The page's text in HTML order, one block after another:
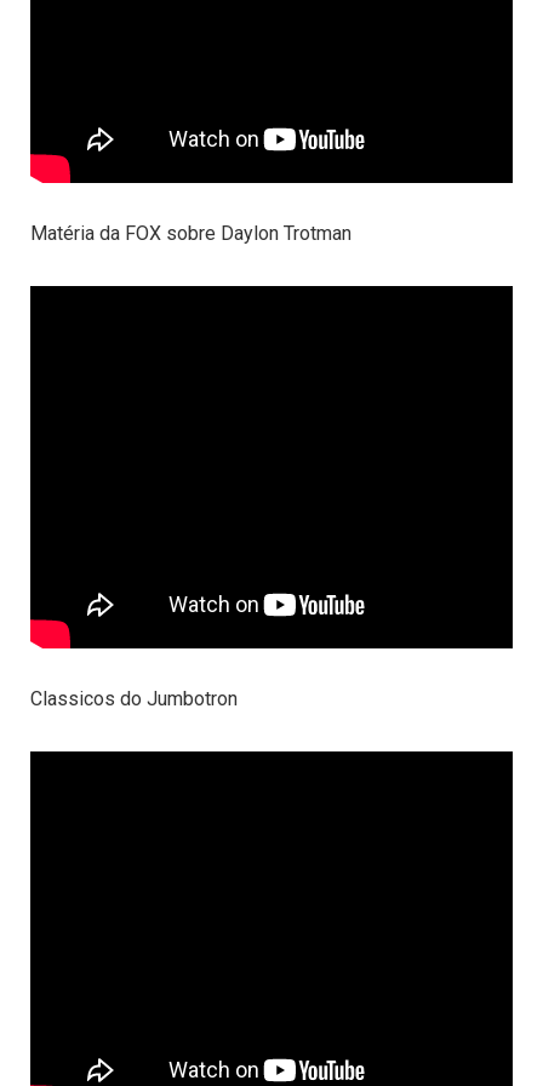
Matéria da FOX sobre Daylon Trotman
Classicos do Jumbotron